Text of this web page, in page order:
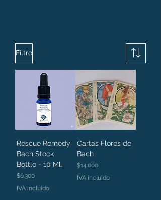
Filtro
Rescue Remedy
Bach Stock
Bottle - 10 Ml.
Precio
$6.300
IVA incluido
Cartas Flores de
Bach
Precio
$14.000
IVA incluido